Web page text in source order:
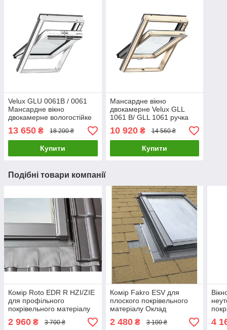
Velux GLU 0061B / 0061
Мансардне вікно
двокамерне вологостійке
ручка зверху або знизу
Білі мансардні вікна
Велюкс в поліуритані
13 650 ₴ 18 200 ₴
Купити
Мансардне вікно
двокамерне Velux GLL
1061 B/ GLL 1061 ручка
зверху або знизу
Двокамерні вікна Велюкс
10 920₴ 14 560 ₴
Купити
Подібні товари компанії
Комір Roto EDR R HZI/ZIE
для профільного
покрівельного матеріалу
Рото ZIE
2 960 ₴ 3 700 ₴
Комір Fakro ESV для
плоского покрівельного
матеріалу Оклад
(гідроізоляційний фартух)
для дахового вікна Факро
2 480₴ 3 100 ₴ 4